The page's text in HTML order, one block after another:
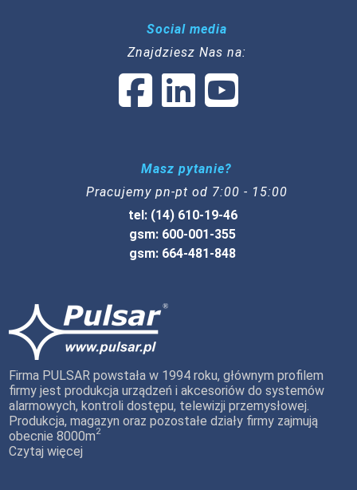
Social media
Znajdziesz Nas na:
Masz pytanie?
Pracujemy pn-pt od 7:00 - 15:00
tel: (14) 610-19-46
gsm: 600-001-355
gsm: 664-481-848
Firma PULSAR powstała w 1994 roku, głównym profilem
firmy jest produkcja urządzeń i akcesoriów do systemów
alarmowych, kontroli dostępu, telewizji przemysłowej.
Produkcja, magazyn oraz pozostałe działy firmy zajmują
obecnie 8000m2
Czytaj więcej